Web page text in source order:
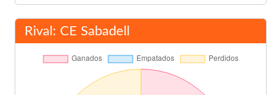
Rival: CE Sabadell